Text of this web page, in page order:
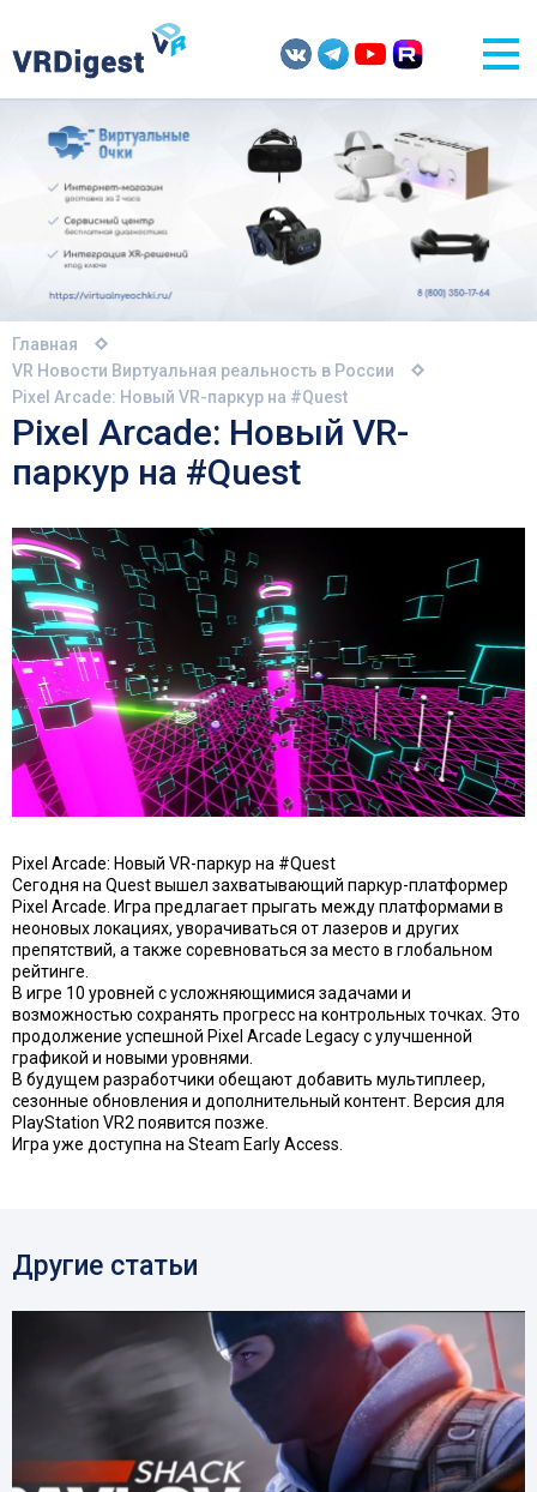
Главная
VR Новости Виртуальная реальность в России
Pixel Arcade: Новый VR-паркур на #Quest
Pixel Arcade: Новый VR-
паркур на #Quest
Pixel Arcade: Новый VR-паркур на #Quest
Сегодня на Quest вышел захватывающий паркур-платформер
Pixel Arcade. Игра предлагает прыгать между платформами в
неоновых локациях, уворачиваться от лазеров и других
препятствий, а также соревноваться за место в глобальном
рейтинге.
В игре 10 уровней с усложняющимися задачами и
возможностью сохранять прогресс на контрольных точках. Это
продолжение успешной Pixel Arcade Legacy с улучшенной
графикой и новыми уровнями.
В будущем разработчики обещают добавить мультиплеер,
сезонные обновления и дополнительный контент. Версия для
PlayStation VR2 появится позже.
Игра уже доступна на Steam Early Access.
Другие статьи